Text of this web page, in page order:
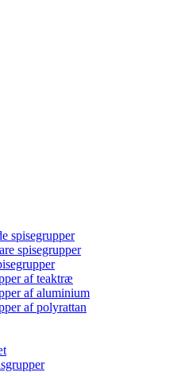
spisegrupper
spisegrupper
af teaktræ
af aluminium
af polyrattan